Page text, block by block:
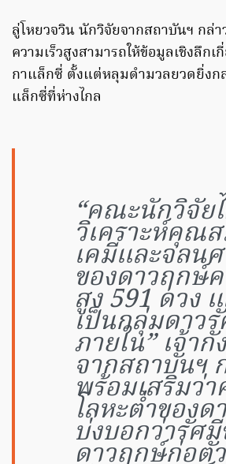
ลู่โหยวจวิน นักวิจัยจากสถาบันฯ กล่
ความเร็วสูงสามารถให้ข้อมูลเชิงลึก
กาแล็กซี่ ตั้งแต่หลุมดำมวลยวดยิ่งก
แล็กซี่ที่ห่างไกล
“คณะนักวิจัย
วิเคราะห์คุณ
เคมีและจลน
ของดาวฤกษ์
สูง 591 ดวง
เป็นกลุ่มดาว
ภายใน” เจ้า
จากสถาบันฯ
พร้อมเสริมว่
โลหะต่ำของ
บ่งบอกว่ารัศ
ดาวฤกษ์ก่อตั